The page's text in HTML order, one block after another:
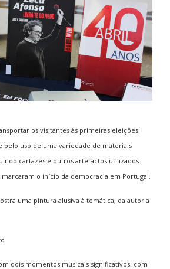
os visitantes às primeiras eleições
pelo uso de uma variedade de materiais
cartazes e outros artefactos utilizados
o início da democracia em Portugal.
uma pintura alusiva à temática, da autoria
dois momentos musicais significativos, com